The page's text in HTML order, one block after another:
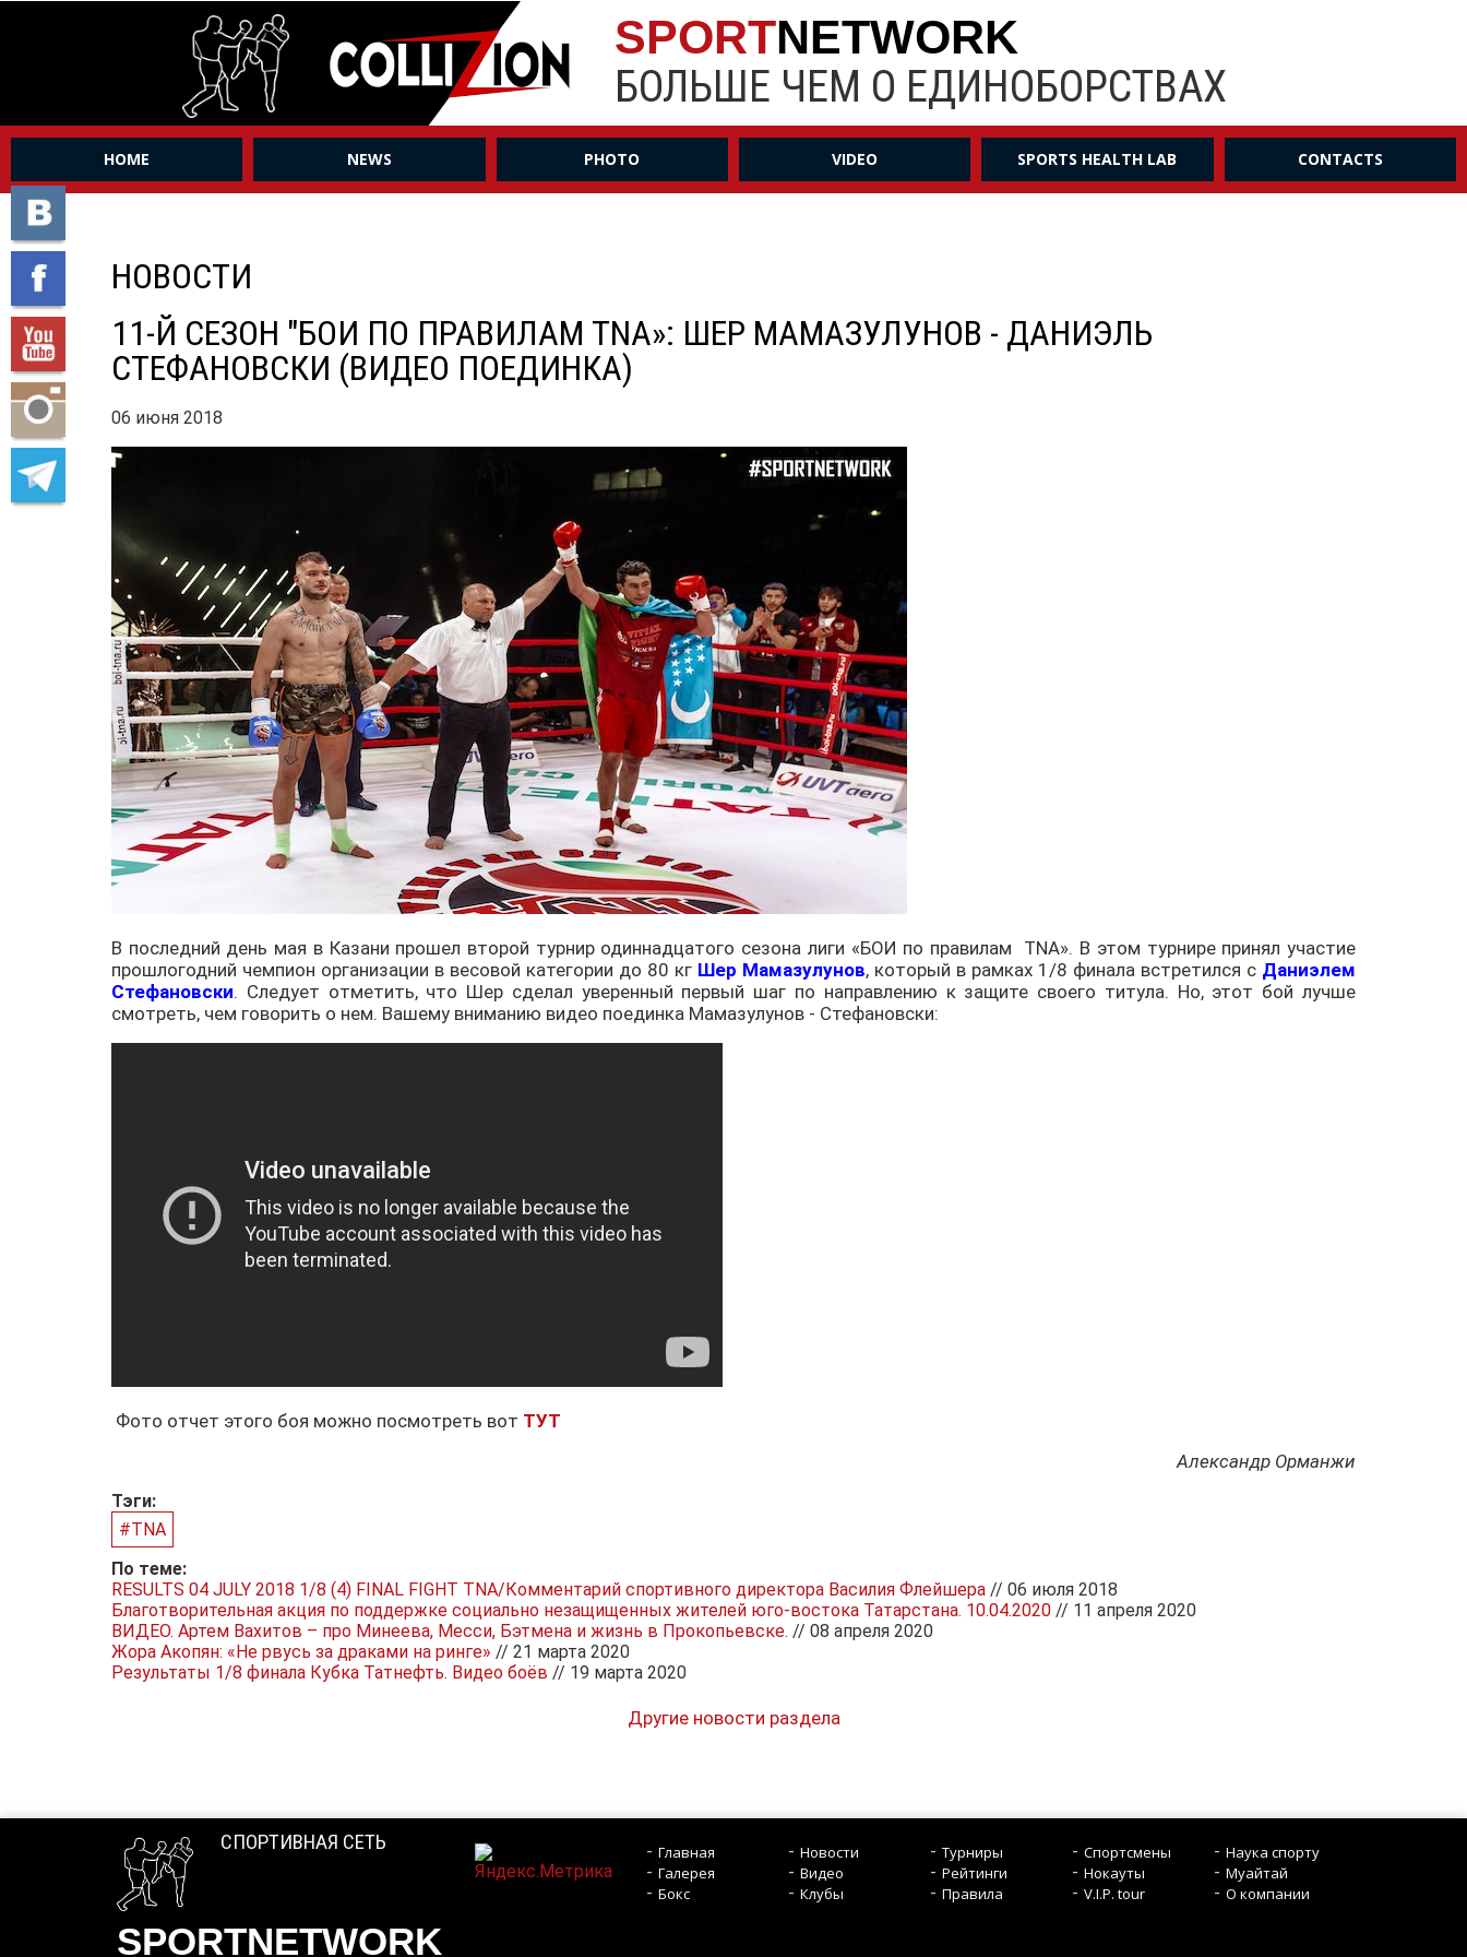
SPORTNETWORK
БОЛЬШЕ ЧЕМ О ЕДИНОБОРСТВАХ
HOME NEWS PHOTO VIDEO SPORTS HEALTH LAB CONTACTS
НОВОСТИ
11-Й СЕЗОН "БОИ ПО ПРАВИЛАМ TNA»: ШЕР МАМАЗУЛУНОВ - ДАНИЭЛЬ
СТЕФАНОВСКИ (ВИДЕО ПОЕДИНКА)
06 июня 2018
В последний день мая в Казани прошел второй турнир одиннадцатого сезона лиги «БОИ по правилам
TNA». В этом турнире принял участие
прошлогодний чемпион организации в весовой категории до 80 кг Шер Мамазулунов, который в рамках 1/8 финала встретился с Даниэлем
Стефановски. Следует отметить, что Шер сделал уверенный первый шаг по направлению к защите своего титула. Но, этот бой лучше
смотреть, чем говорить о нем. Вашему вниманию видео поединка Мамазулунов - Стефановски:
Фото отчет этого боя можно посмотреть вот ТУТ
Александр Орманжи
Тэги:
#TNA
По теме:
RESULTS 04 JULY 2018 1/8 (4) FINAL FIGHT TNA/Комментарий спортивного директора Василия Флейшера // 06 июля 2018
Благотворительная акция по поддержке социально незащищенных жителей юго-востока Татарстана. 10.04.2020 // 11 апреля 2020
ВИДЕО. Артем Вахитов – про Минеева, Месси, Бэтмена и жизнь в Прокопьевске. // 08 апреля 2020
Жора Акопян: «Не рвусь за драками на ринге» // 21 марта 2020
Результаты 1/8 финала Кубка Татнефть. Видео боёв // 19 марта 2020
Другие новости раздела
SPORTNETWORK
СПОРТИВНАЯ СЕТЬ Главная Новости Турниры Спортсмены
Наука спорту
Галерея
Видео Рейтинги Нокауты
Mуайтай
Бокс
Клубы Правила V.I.P. tour О компании